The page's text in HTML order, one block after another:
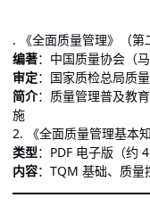
. 《全面质量管理》（第
编著：中国质量协会（马
审定：国家质检总局质
简介：质量管理普及教
施
2. 《全面质量管理基本
类型：PDF 电子版（约
内容：TQM 基础、质